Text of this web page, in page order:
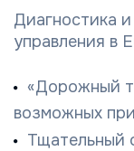
Диагностика
управления в
«Дорожный
возможных
Тщательный